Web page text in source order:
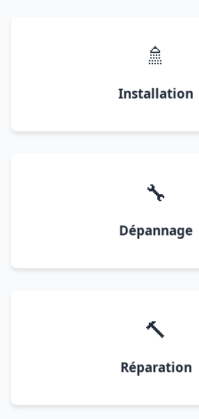
🚿
Installation
🔧
Dépannage
🔨
Réparation